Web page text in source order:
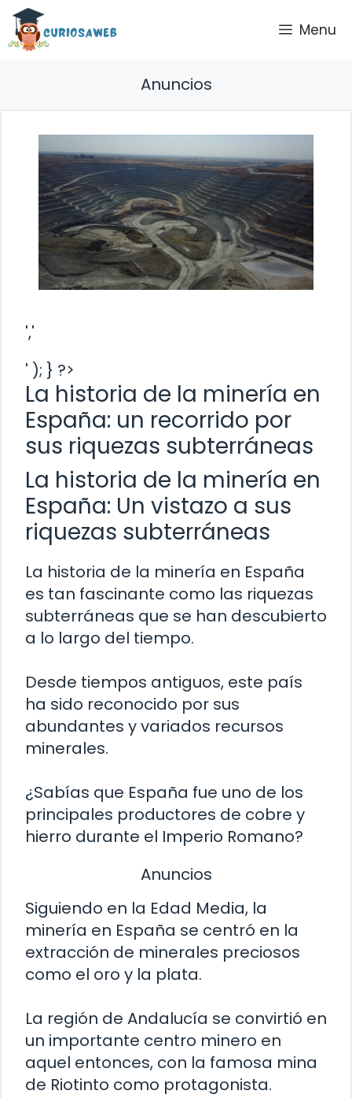
Saltar
contenido
Menu
Anuncios
','
' ); } ?>
La historia de la minería en
España: un recorrido por
sus riquezas subterráneas
La historia de la minería en
España: Un vistazo a sus
riquezas subterráneas
La historia de la minería en España
es tan fascinante como las riquezas
subterráneas que se han descubierto
a lo largo del tiempo.
Desde tiempos antiguos, este país
ha sido reconocido por sus
abundantes y variados recursos
minerales.
¿Sabías que España fue uno de los
principales productores de cobre y
hierro durante el Imperio Romano?
Anuncios
Siguiendo en la Edad Media, la
minería en España se centró en la
extracción de minerales preciosos
como el oro y la plata.
La región de Andalucía se convirtió en
un importante centro minero en
aquel entonces, con la famosa mina
de Riotinto como protagonista.